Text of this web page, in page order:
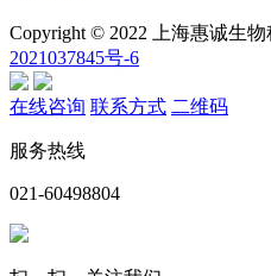
Copyright © 2022 上海惠诚生
2021037845号-6
在线咨询 联系方式 二维码
服务热线
021-60498804